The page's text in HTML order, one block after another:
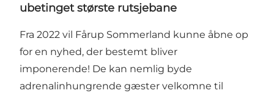
ubetinget største rutsjebane
Fra 2022 vil Fårup Sommerland kunne åbne op
for en nyhed, der bestemt bliver
imponerende! De kan nemlig byde
adrenalinhungrende gæster velkomne til